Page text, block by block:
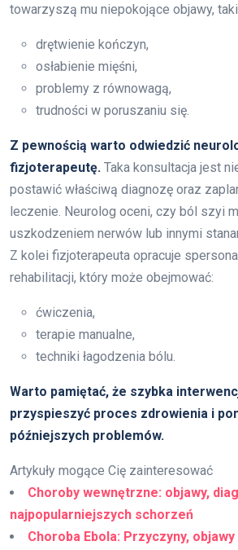
towarzyszą mu niepokojące objawy,
drętwienie kończyn,
osłabienie mięśni,
problemy z równowagą,
trudności w poruszaniu się.
Z pewnością warto odwiedzić
fizjoterapeutę. Taka konsultacja jest
postawić właściwą diagnozę oraz
leczenie. Neurolog oceni, czy ból szyi
uszkodzeniem nerwów lub innymi
Z kolei fizjoterapeuta opracuje
rehabilitacji, który może obejmować:
ćwiczenia,
terapie manualne,
techniki łagodzenia bólu.
Warto pamiętać, że szybka
przyspieszyć proces zdrowienia i
późniejszych problemów.
Artykuły mogące Cię zainteresować
Choroby wewnętrzne: objawy,
najpopularniejszych schorzeń
Choroba Ebola: Przyczyny,